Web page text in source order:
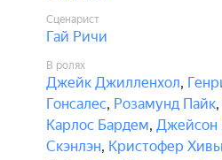
Сценарист
Гай Ричи
В ролях
Джейк Джилленхол,
Гонсалес, Розамунд Пайк,
Карлос Бардем, Джейсон
Скэнлэн, Кристофер